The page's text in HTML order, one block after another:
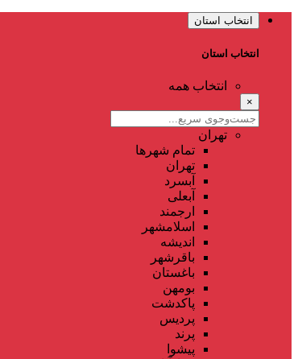
انتخاب استان
انتخاب استان
انتخاب همه
×
تهران
تمام شهر‌ها
تهران
آبسرد
آبعلی
ارجمند
اسلامشهر
اندیشه
باقرشهر
باغستان
بومهن
پاکدشت
پردیس
پرند
پیشوا